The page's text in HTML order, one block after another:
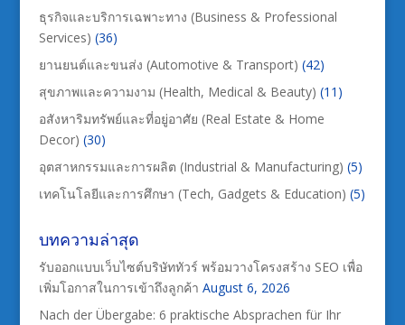
ธุรกิจและบริการเฉพาะทาง (Business & Professional
Services) (36)
ยานยนต์และขนส่ง (Automotive & Transport) (42)
สุขภาพและความงาม (Health, Medical & Beauty) (11)
อสังหาริมทรัพย์และที่อยู่อาศัย (Real Estate & Home
Decor) (30)
อุตสาหกรรมและการผลิต (Industrial & Manufacturing) (5)
เทคโนโลยีและการศึกษา (Tech, Gadgets & Education) (5)
บทความล่าสุด
รับออกแบบเว็บไซต์บริษัททัวร์ พร้อมวางโครงสร้าง SEO เพื่อ
เพิ่มโอกาสในการเข้าถึงลูกค้า August 6, 2026
Nach der Übergabe: 6 praktische Absprachen für Ihr